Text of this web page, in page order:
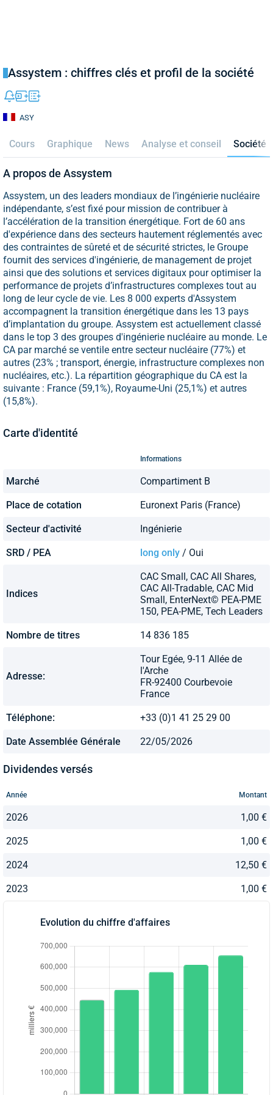
Assystem : chiffres clés et profil de la société
ASY
Cours Graphique News Analyse et conseil Société
A propos de Assystem
Assystem, un des leaders mondiaux de l’ingénierie nucléaire
indépendante, s’est fixé pour mission de contribuer à
l’accélération de la transition énergétique. Fort de 60 ans
d'expérience dans des secteurs hautement réglementés avec
des contraintes de sûreté et de sécurité strictes, le Groupe
fournit des services d'ingénierie, de management de projet
ainsi que des solutions et services digitaux pour optimiser la
performance de projets d’infrastructures complexes tout au
long de leur cycle de vie. Les 8 000 experts d'Assystem
accompagnent la transition énergétique dans les 13 pays
d’implantation du groupe. Assystem est actuellement classé
dans le top 3 des groupes d'ingénierie nucléaire au monde. Le
CA par marché se ventile entre secteur nucléaire (77%) et
autres (23% ; transport, énergie, infrastructure complexes non
nucléaires, etc.). La répartition géographique du CA est la
suivante : France (59,1%), Royaume-Uni (25,1%) et autres
(15,8%).
Carte d'identité
Informations
Marché Compartiment B
Place de cotation Euronext Paris (France)
Secteur d'activité Ingénierie
SRD / PEA long only / Oui
Indices
CAC Small, CAC All Shares,
CAC All-Tradable, CAC Mid
Small, EnterNext© PEA-PME
150, PEA-PME, Tech Leaders
Nombre de titres 14 836 185
Adresse:
Tour Egée, 9-11 Allée de
l'Arche
FR-92400 Courbevoie
France
Téléphone: +33 (0)1 41 25 29 00
Date Assemblée Générale 22/05/2026
Dividendes versés
Année Montant
2026 1,00 €
2025 1,00 €
2024 12,50 €
2023 1,00 €
Evolution du chiffre d'affaires